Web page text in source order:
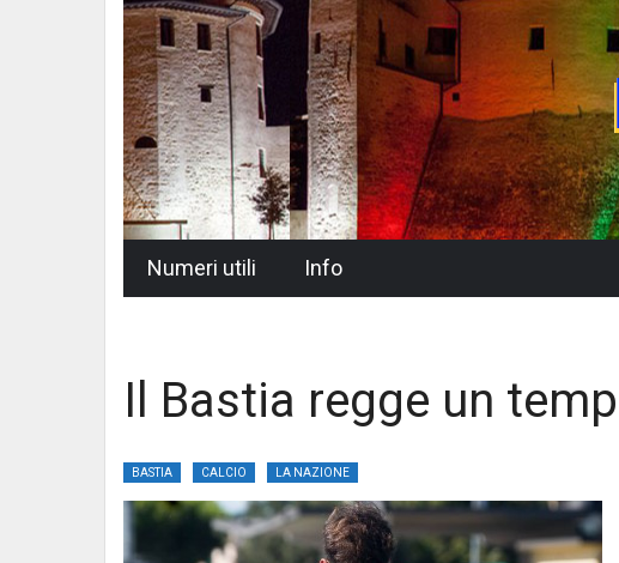
Numeri utili Info
Il Bastia regge un
BASTIA CALCIO LA NAZIONE